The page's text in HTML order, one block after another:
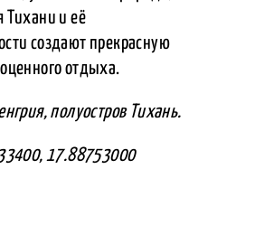
Тихани и её
создают прекрасную
отдыха.
полуостров Тихань.
17.88753000